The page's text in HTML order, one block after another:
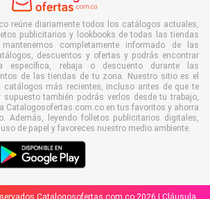
reúne diariamente todos los catálogos actuales,
publicitarios y lookbooks de todas las tiendas
completamente informado de las
descuentos y ofertas y podrás encontrar
específica, rebaja o descuento durante las
de las tiendas de tu zona. Nuestro sitio es el
catálogos más recientes, incluso antes de que te
supuesto también podrás verlos desde tu trabajo,
Catalogosofertas.com.co en tus favoritos y ahorra
Además, leyendo folletos publicitarios digitales,
de papel y favoreces nuestro medio ambiente.
Catalogosofertas.com.co 2026 | Cláusula